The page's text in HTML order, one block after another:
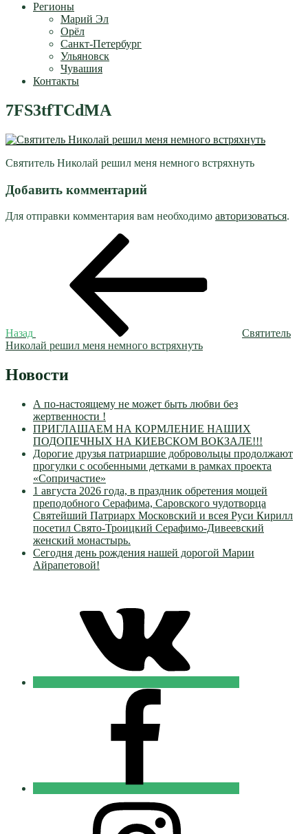
Регионы
Марий Эл
Орёл
Санкт-Петербург
Ульяновск
Чувашия
Контакты
7FS3tfTCdMA
Святитель Николай решил меня немного встряхнуть
Добавить комментарий
Для отправки комментария вам необходимо авторизоваться.
Назад
Святитель
Николай решил меня немного встряхнуть
Новости
А по-настоящему не может быть любви без
жертвенности !
ПРИГЛАШАЕМ НА КОРМЛЕНИЕ НАШИХ
ПОДОПЕЧНЫХ НА КИЕВСКОМ ВОКЗАЛЕ!!!
Дорогие друзья патриаршие добровольцы продолжают
прогулки с особенными детками в рамках проекта
«Сопричастие»
1 августа 2026 года, в праздник обретения мощей
преподобного Серафима, Саровского чудотворца
Святейший Патриарх Московский и всея Руси Кирилл
посетил Свято-Троицкий Серафимо-Дивеевский
женский монастырь.
Сегодня день рождения нашей дорогой Марии
Айрапетовой!
Добровольцы
Православные
Добровольцы